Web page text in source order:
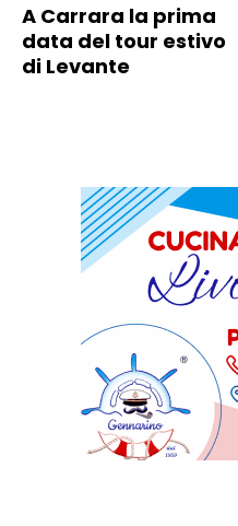
A Carrara la prima
data del tour estivo
di Levante